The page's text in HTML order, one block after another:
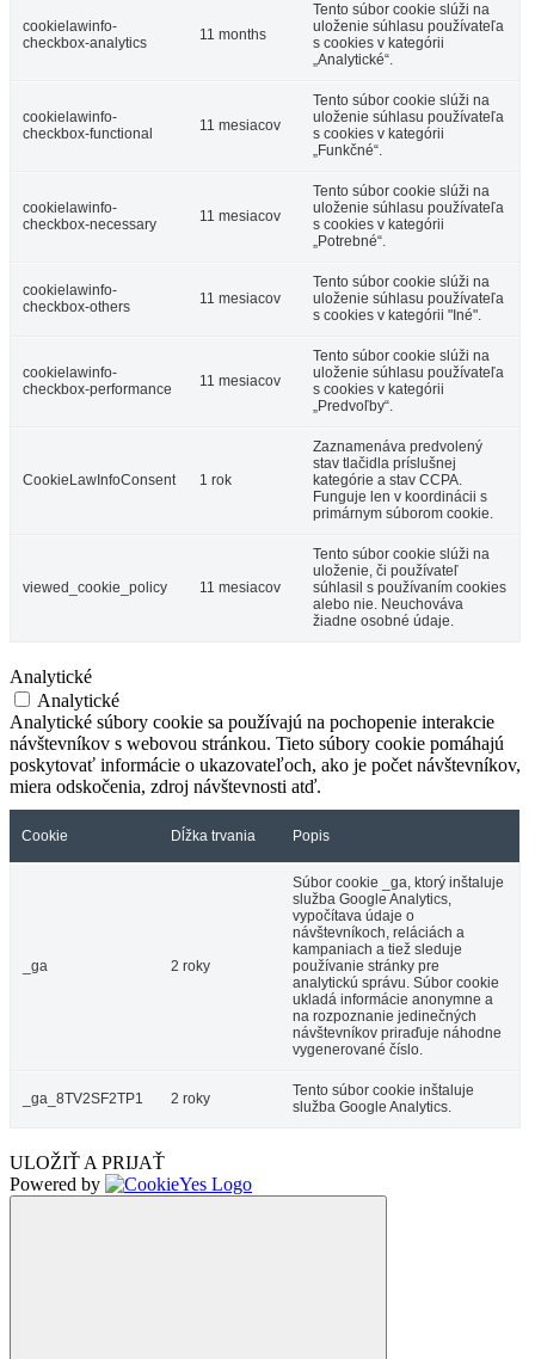
cookielawinfo-
checkbox-analytics
11 months
Tento súbor cookie slúži na
uloženie súhlasu používateľa
s cookies v kategórii
„Analytické“.
cookielawinfo-
checkbox-functional
11 mesiacov
Tento súbor cookie slúži na
uloženie súhlasu používateľa
s cookies v kategórii
„Funkčné“.
cookielawinfo-
checkbox-necessary
11 mesiacov
Tento súbor cookie slúži na
uloženie súhlasu používateľa
s cookies v kategórii
„Potrebné“.
cookielawinfo-
checkbox-others
11 mesiacov
Tento súbor cookie slúži na
uloženie súhlasu používateľa
s cookies v kategórii "Iné".
cookielawinfo-
checkbox-performance
11 mesiacov
Tento súbor cookie slúži na
uloženie súhlasu používateľa
s cookies v kategórii
„Predvoľby“.
CookieLawInfoConsent 1 rok
Zaznamenáva predvolený
stav tlačidla príslušnej
kategórie a stav CCPA.
Funguje len v koordinácii s
primárnym súborom cookie.
viewed_cookie_policy 11 mesiacov
Tento súbor cookie slúži na
uloženie, či používateľ
súhlasil s používaním cookies
alebo nie. Neuchováva
žiadne osobné údaje.
Analytické
Analytické
Analytické súbory cookie sa používajú na pochopenie interakcie
návštevníkov s webovou stránkou. Tieto súbory cookie pomáhajú
poskytovať informácie o ukazovateľoch, ako je počet návštevníkov,
miera odskočenia, zdroj návštevnosti atď.
Cookie Dĺžka trvania Popis
_ga 2 roky
Súbor cookie _ga, ktorý inštaluje
služba Google Analytics,
vypočítava údaje o
návštevníkoch, reláciách a
kampaniach a tiež sleduje
používanie stránky pre
analytickú správu. Súbor cookie
ukladá informácie anonymne a
na rozpoznanie jedinečných
návštevníkov priraďuje náhodne
vygenerované číslo.
_ga_8TV2SF2TP1 2 roky
Tento súbor cookie inštaluje
služba Google Analytics.
ULOŽIŤ A PRIJAŤ
Powered by